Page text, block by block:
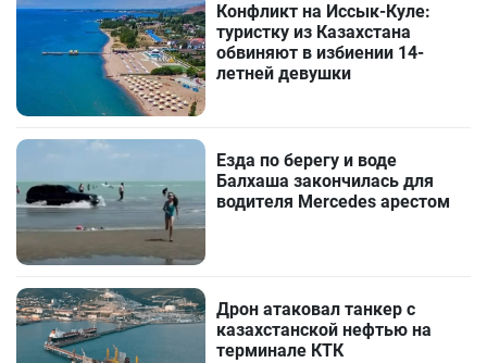
Конфликт на Иссык-Куле:
туристку из Казахстана
обвиняют в избиении 14-
летней девушки
Езда по берегу и воде
Балхаша закончилась для
водителя Mercedes арестом
Дрон атаковал танкер с
казахстанской нефтью на
терминале КТК